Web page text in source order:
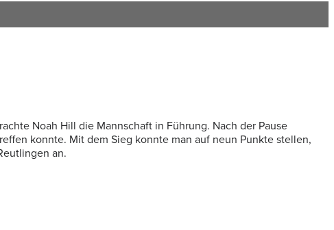
Noah Hill die Mannschaft in Führung. Nach der Pause
konnte. Mit dem Sieg konnte man auf neun Punkte stellen,
an.